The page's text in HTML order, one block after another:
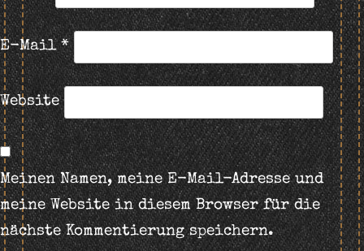
E-Mail*
Website
Meinen Namen, meine E-Mail-Adresse und
meine Website in diesem Browser für die
nächste Kommentierung speichern.